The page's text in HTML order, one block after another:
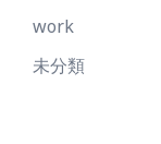
work
未分類